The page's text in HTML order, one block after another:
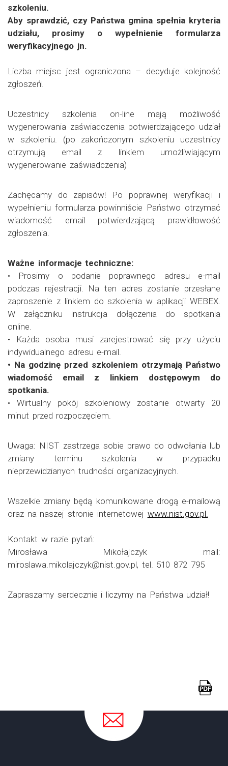
szkoleniu.
Aby sprawdzić, czy Państwa gmina spełnia kryteria
udziału, prosimy o wypełnienie formularza
weryfikacyjnego jn.
Liczba miejsc jest ograniczona – decyduje kolejność
zgłoszeń!
Uczestnicy szkolenia on-line mają możliwość
wygenerowania zaświadczenia potwierdzającego udział
w szkoleniu. (po zakończonym szkoleniu uczestnicy
otrzymują email z linkiem umożliwiającym
wygenerowanie zaświadczenia)
Zachęcamy do zapisów! Po poprawnej weryfikacji i
wypełnieniu formularza powinniście Państwo otrzymać
wiadomość email potwierdzającą prawidłowość
zgłoszenia.
Ważne informacje techniczne:
• Prosimy o podanie poprawnego adresu e-mail
podczas rejestracji. Na ten adres zostanie przesłane
zaproszenie z linkiem do szkolenia w aplikacji WEBEX.
W załączniku instrukcja dołączenia do spotkania
online.
• Każda osoba musi zarejestrować się przy użyciu
indywidualnego adresu e-mail.
• Na godzinę przed szkoleniem otrzymają Państwo
wiadomość email z linkiem dostępowym do
spotkania.
• Wirtualny pokój szkoleniowy zostanie otwarty 20
minut przed rozpoczęciem.
Uwaga: NIST zastrzega sobie prawo do odwołania lub
zmiany terminu szkolenia w przypadku
nieprzewidzianych trudności organizacyjnych.
Wszelkie zmiany będą komunikowane drogą e-mailową
oraz na naszej stronie internetowej www.nist.gov.pl.
Kontakt w razie pytań:
Mirosława Mikołajczyk mail:
miroslawa.mikolajczyk@nist.gov.pl, tel. 510 872 795
Zapraszamy serdecznie i liczymy na Państwa udział!